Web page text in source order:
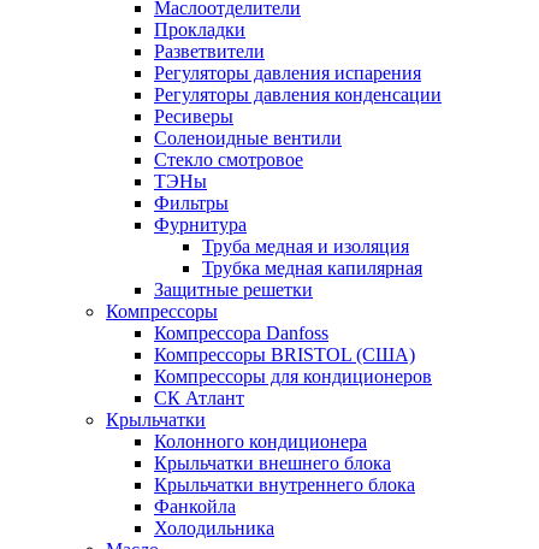
Маслоотделители
Прокладки
Разветвители
Регуляторы давления испарения
Регуляторы давления конденсации
Ресиверы
Соленоидные вентили
Стекло смотровое
ТЭНы
Фильтры
Фурнитура
Труба медная и изоляция
Трубка медная капилярная
Защитные решетки
Компрессоры
Компрессора Danfoss
Компрессоры BRISTOL (США)
Компрессоры для кондиционеров
СК Атлант
Крыльчатки
Колонного кондиционера
Крыльчатки внешнего блока
Крыльчатки внутреннего блока
Фанкойла
Холодильника